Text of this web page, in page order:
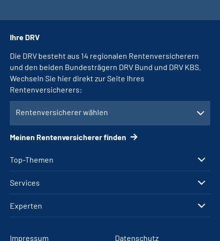
Top-Themen
Services
Experten
Ihre DRV
Die DRV besteht aus 14 regionalen Rentenversicherern
und den beiden Bundesträgern DRV Bund und DRV KBS.
Wechseln Sie hier direkt zur Seite Ihres
Rentenversicherers:
Rentenversicherer wählen
Meinen Rentenversicherer finden
Impressum Datenschutz